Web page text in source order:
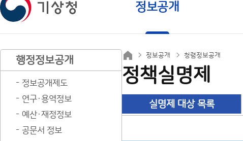
정보공개
행정정보공개
정보공개제도
연구·용역정보
예산·재정정보
공문서 정보
정보공개 청렴정보공개
정책실명제
실명제 대상 목록